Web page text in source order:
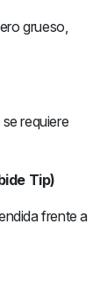
grueso,
requiere
Tip)
frente a